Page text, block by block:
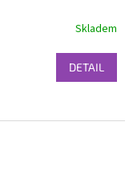
Skladem
DETAIL